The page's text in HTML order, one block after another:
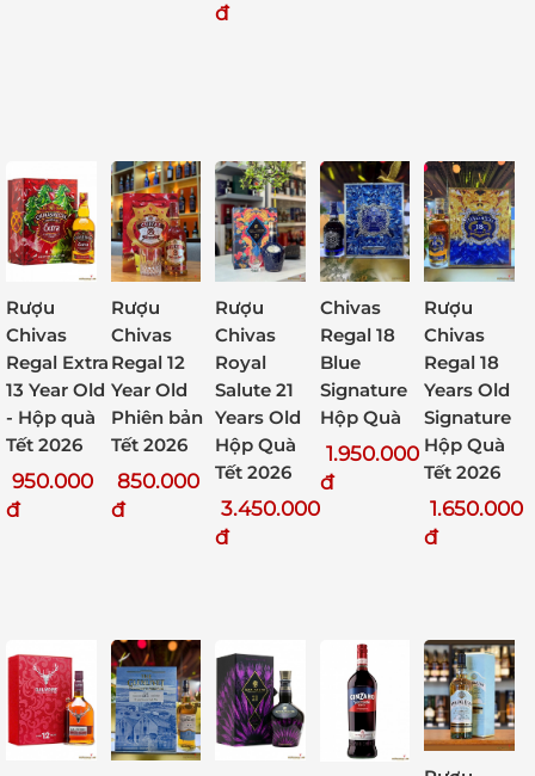
đ
Rượu
Chivas
Regal Extra
13 Year Old
- Hộp quà
Tết 2026
950.000
đ
Rượu
Chivas
Regal 12
Year Old
Phiên bản
Tết 2026
850.000
đ
Rượu
Chivas
Royal
Salute 21
Years Old
Hộp Quà
Tết 2026
3.450.000
đ
Chivas
Regal 18
Blue
Signature
Hộp Quà
1.950.000
đ
Rượu
Chivas
Regal 18
Years Old
Signature
Hộp Quà
Tết 2026
1.650.000
đ